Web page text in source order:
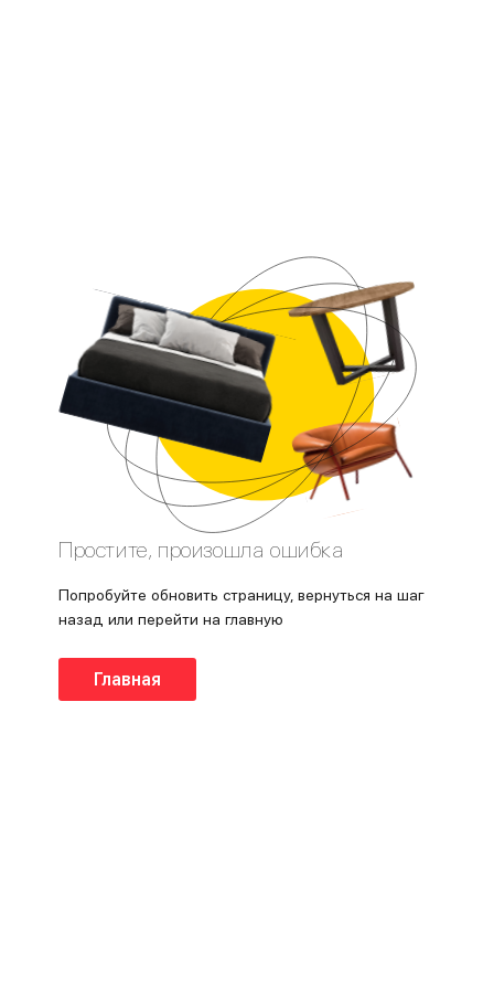
Простите, произошла ошибка
Попробуйте обновить страницу, вернуться на шаг
назад или перейти на главную
Главная